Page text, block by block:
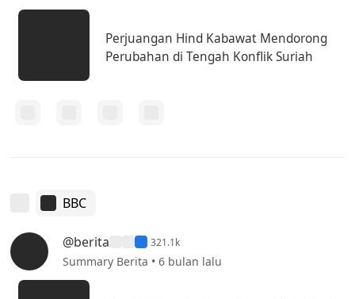
Perjuangan Hind Kabawat Mendorong
Perubahan di Tengah Konflik Suriah
BBC
@berita 321.1k
Summary Berita • 6 bulan lalu